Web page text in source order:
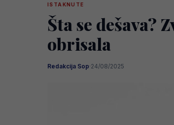
ISTAKNUTE
Šta se dešava?
obrisala
Redakcija Sop·24/08/2025